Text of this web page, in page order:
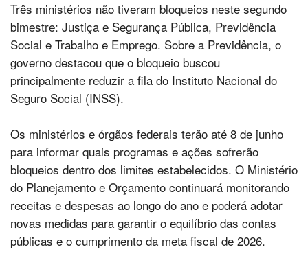
Três ministérios não tiveram bloqueios neste segundo
bimestre: Justiça e Segurança Pública, Previdência
Social e Trabalho e Emprego. Sobre a Previdência, o
governo destacou que o bloqueio buscou
principalmente reduzir a fila do Instituto Nacional do
Seguro Social (INSS).
Os ministérios e órgãos federais terão até 8 de junho
para informar quais programas e ações sofrerão
bloqueios dentro dos limites estabelecidos. O Ministério
do Planejamento e Orçamento continuará monitorando
receitas e despesas ao longo do ano e poderá adotar
novas medidas para garantir o equilíbrio das contas
públicas e o cumprimento da meta fiscal de 2026.